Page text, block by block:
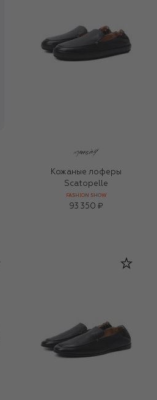
Кожаные лоферы
Scatopelle
FASHION SHOW
93 350 ₽